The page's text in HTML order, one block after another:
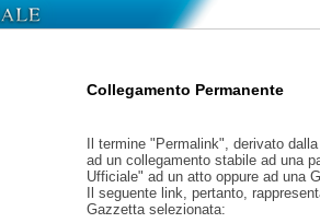
Collegamento Permanente
Il termine "Permalink", derivato
ad un collegamento stabile ad una
Ufficiale" ad un atto oppure ad una
Il seguente link, pertanto,
Gazzetta selezionata: